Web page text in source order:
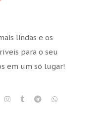
lindas e os
para o seu
em um só lugar!